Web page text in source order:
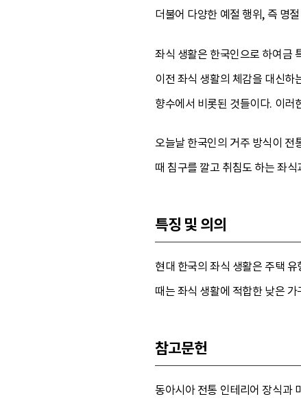
더불어 다양한 예절 행위, 즉 명
좌식 생활은 한국인으로 하여금
이전 좌식 생활의 체감을 대신
향수에서 비롯된 것들이다. 이러
오늘날 한국인의 거주 방식이 전
때 침구를 깔고 취침도 하는 좌
특징 및 의의
현대 한국의 좌식 생활은 주택
때는 좌식 생활에 적합한 낮은
참고문헌
동아시아 전통 인테리어 장식과